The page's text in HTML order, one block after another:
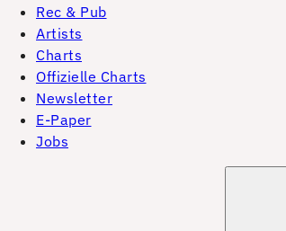
Rec & Pub
Artists
Charts
Offizielle Charts
Newsletter
E-Paper
Jobs